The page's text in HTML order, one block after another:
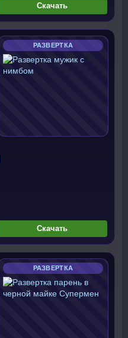
Скачать
РАЗВЕРТКА
Скачать
РАЗВЕРТКА